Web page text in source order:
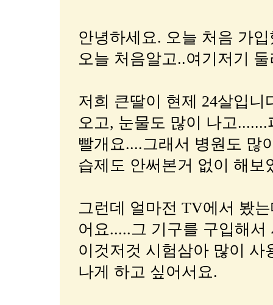
안녕하세요. 오늘 처음 가
오늘 처음알고..여기저기
저희 큰딸이 현제 24살입
오고, 눈물도 많이 나고
빨개요....그래서 병원도 많
습제도 안써본거 없이 해보
그런데 얼마전 TV에서 봤
어요.....그 기구를 구입해서
이것저것 시험삼아 많이
나게 하고 싶어서요.